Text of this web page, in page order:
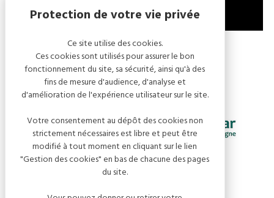
MENTIONS LÉGALES GESTION DES COOKIES
Ce site utilise des cookies.
Ces cookies sont utilisés pour assurer le bon
fonctionnement du site, sa sécurité, ainsi qu'à des
fins de mesure d'audience, d'analyse et
d'amélioration de l'expérience utilisateur sur le site.
Votre consentement au dépôt des cookies non
strictement nécessaires est libre et peut être
modifié à tout moment en cliquant sur le lien
"Gestion des cookies" en bas de chacune des pages
du site.